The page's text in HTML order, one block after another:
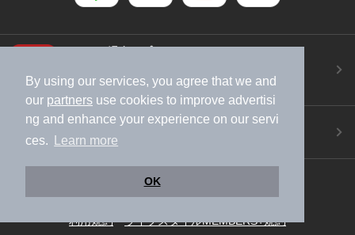
By using our services, you agree that we and
our partners use cookies to improve advertisi
ng and enhance your experience on our servi
ces.
Learn more
OK
今すぐダウンロード！
ご意見ご要望 ・お問い合わせ
施設データの新規追加や修正依頼もこちらから
スマートフォン
加盟店募集（資料請求）
広告出稿のご案内
利用規約
ライフスタイルMEMBERS+規約